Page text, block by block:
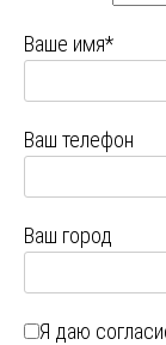
Ваше имя*
Ваш телефон
Ваш город
Я даю